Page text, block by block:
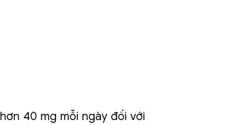
40 mg mỗi ngày đối với